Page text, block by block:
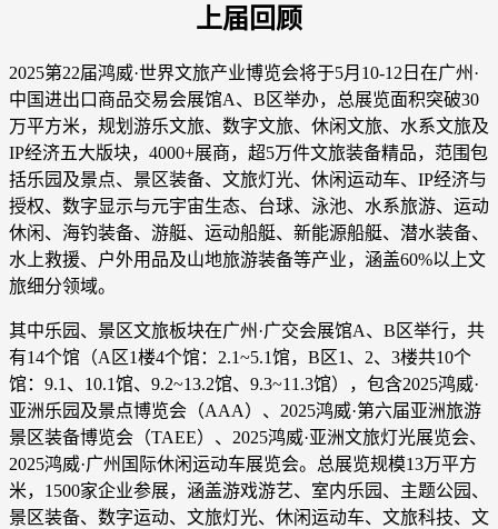
上届回顾
2025第22届鸿威·世界文旅产业博览会将于5月10-12日在广州·
中国进出口商品交易会展馆A、B区举办，总展览面积突破30
万平方米，规划游乐文旅、数字文旅、休闲文旅、水系文旅及
IP经济五大版块，4000+展商，超5万件文旅装备精品，范围包
括乐园及景点、景区装备、文旅灯光、休闲运动车、IP经济与
授权、数字显示与元宇宙生态、台球、泳池、水系旅游、运动
休闲、海钓装备、游艇、运动船艇、新能源船艇、潜水装备、
水上救援、户外用品及山地旅游装备等产业，涵盖60%以上文
旅细分领域。
其中乐园、景区文旅板块在广州·广交会展馆A、B区举行，共
有14个馆（A区1楼4个馆：2.1~5.1馆，B区1、2、3楼共10个
馆：9.1、10.1馆、9.2~13.2馆、9.3~11.3馆），包含2025鸿威·
亚洲乐园及景点博览会（AAA）、2025鸿威·第六届亚洲旅游
景区装备博览会（TAEE）、2025鸿威·亚洲文旅灯光展览会、
2025鸿威·广州国际休闲运动车展览会。总展览规模13万平方
米，1500家企业参展，涵盖游戏游艺、室内乐园、主题公园、
景区装备、数字运动、文旅灯光、休闲运动车、文旅科技、文